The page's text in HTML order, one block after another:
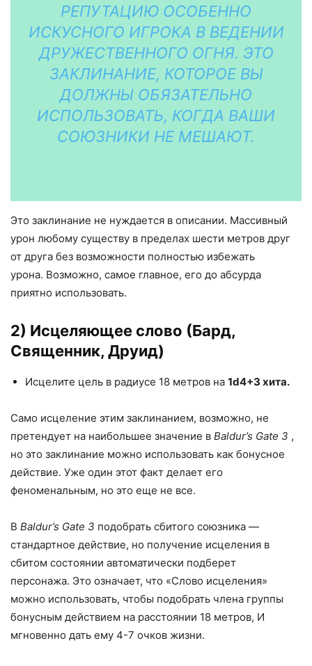
РЕПУТАЦИЮ ОСОБЕННО
ИСКУСНОГО ИГРОКА В ВЕДЕНИИ
ДРУЖЕСТВЕННОГО ОГНЯ. ЭТО
ЗАКЛИНАНИЕ, КОТОРОЕ ВЫ
ДОЛЖНЫ ОБЯЗАТЕЛЬНО
ИСПОЛЬЗОВАТЬ, КОГДА ВАШИ
СОЮЗНИКИ НЕ МЕШАЮТ.
Это заклинание не нуждается в описании. Массивный
урон любому существу в пределах шести метров друг
от друга без возможности полностью избежать
урона. Возможно, самое главное, его до абсурда
приятно использовать.
2) Исцеляющее слово (Бард,
Священник, Друид)
Исцелите цель в радиусе 18 метров на 1d4+3 хита.
Само исцеление этим заклинанием, возможно, не
претендует на наибольшее значение в Baldur’s Gate 3 ,
но это заклинание можно использовать как бонусное
действие. Уже один этот факт делает его
феноменальным, но это еще не все.
В Baldur’s Gate 3 подобрать сбитого союзника —
стандартное действие, но получение исцеления в
сбитом состоянии автоматически подберет
персонажа. Это означает, что «Слово исцеления»
можно использовать, чтобы подобрать члена группы
бонусным действием на расстоянии 18 метров, И
мгновенно дать ему 4-7 очков жизни.